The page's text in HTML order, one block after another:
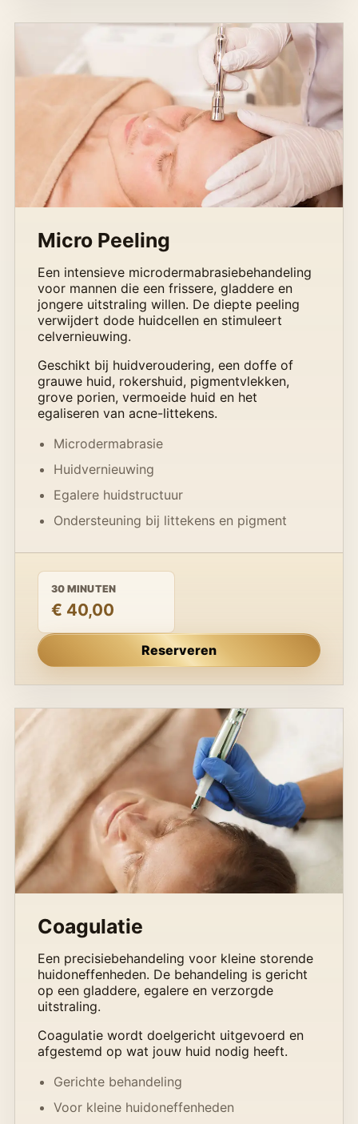
Micro Peeling
Een intensieve microdermabrasiebehandeling
voor mannen die een frissere, gladdere en
jongere uitstraling willen. De diepte peeling
verwijdert dode huidcellen en stimuleert
celvernieuwing.
Geschikt bij huidveroudering, een doffe of
grauwe huid, rokershuid, pigmentvlekken,
grove porien, vermoeide huid en het
egaliseren van acne-littekens.
Microdermabrasie
Huidvernieuwing
Egalere huidstructuur
Ondersteuning bij littekens en pigment
30 MINUTEN
€ 40,00
Reserveren
Coagulatie
Een precisiebehandeling voor kleine storende
huidoneffenheden. De behandeling is gericht
op een gladdere, egalere en verzorgde
uitstraling.
Coagulatie wordt doelgericht uitgevoerd en
afgestemd op wat jouw huid nodig heeft.
Gerichte behandeling
Voor kleine huidoneffenheden